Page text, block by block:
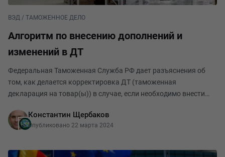
ВЭД / ТАМОЖЕННОЕ ДЕЛО
Алгоритм по внесению дополнений и
изменений в ДТ
Федеральная Таможенная Служба РФ дает разъяснения об
том, как делается корректировка ДТ (таможенная
декларация на товар(ы)) в случае, если необходимо внести
корректировки ДТ На данный момент следующие документы
Константин Щербаков
Опубликовано 22 марта 2024